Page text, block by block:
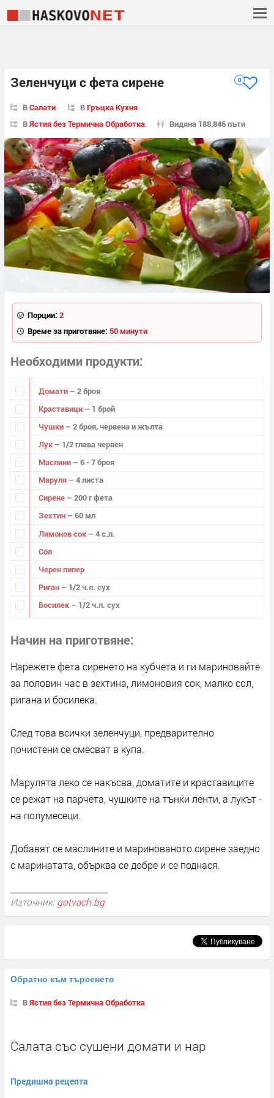
Зеленчуци с фета сирене 0
ВСалати ВГръцка Кухня
ВЯстия без Термична Обработка Видяна 188,846 пъти
Порции: 2
Време за приготвяне: 50 минути
Необходими продукти
Домати – 2 броя
Краставици – 1 брой
Чушки – 2 броя, червена и жълта
Лук – 1/2 глава червен
Маслини – 6 - 7 броя
Маруля – 4 листа
Сирене – 200 г фета
Зехтин – 60 мл
Лимонов сок – 4 с.л.
Сол
Черен пипер
Риган – 1/2 ч.л. сух
Босилек – 1/2 ч.л. сух
Начин на приготвяне
Нарежете фета сиренето на кубчета и ги мариновайте
за половин час в зехтина, лимоновия сок, малко сол,
ригана и босилека.
След това всички зеленчуци, предварително
почистени се смесват в купа.
Марулята леко се накъсва, доматите и краставиците
се режат на парчета, чушките на тънки ленти, а лукът -
на полумесеци.
Добавят се маслините и маринованото сирене заедно
с маринатата, обърква се добре и се поднася.
Източник: gotvach.bg
Обратно към търсенето
ВЯстия без Термична Обработка
Салата със сушени домати и нар
Предишна рецепта